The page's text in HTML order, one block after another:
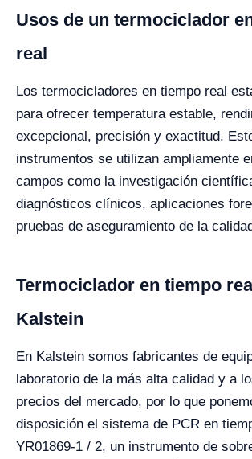
Usos de un termociclador
real
Los termocicladores en tiempo real
para ofrecer temperatura estable,
excepcional, precisión y exactitud.
instrumentos se utilizan ampliamente
campos como la investigación
diagnósticos clínicos, aplicaciones
pruebas de aseguramiento de la
Termociclador en tiempo
Kalstein
En Kalstein somos fabricantes de
laboratorio de la más alta calidad y a
precios del mercado, por lo que
disposición el sistema de PCR en
YR01869-1 / 2, un instrumento de